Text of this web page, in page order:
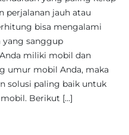
perjalanan jauh atau
bisa mengalami
yang sanggup
miliki mobil dan
umur mobil Anda, maka
solusi paling baik untuk
Berikut […]